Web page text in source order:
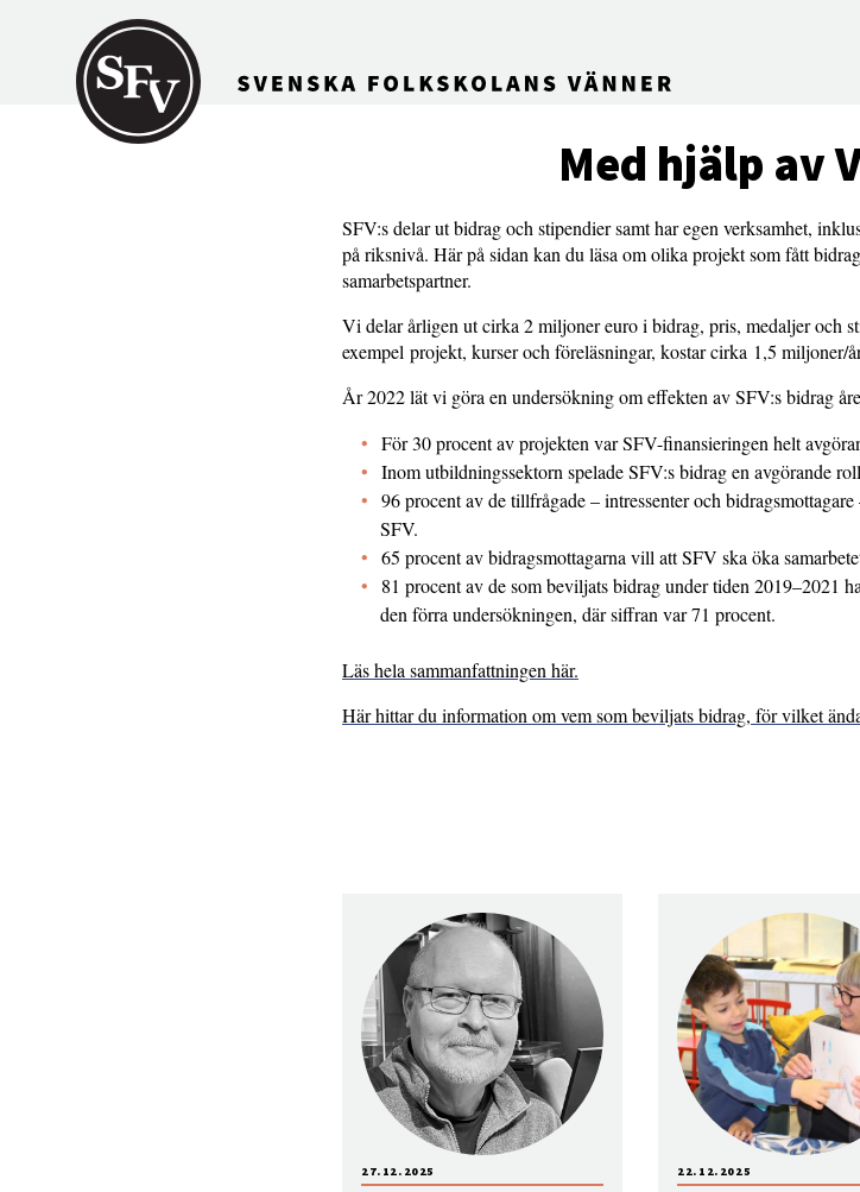
Gå till innehållet
Med hjälp av
SFV:s delar ut bidrag och stipendier samt har egen verksamhet,
på riksnivå. Här på sidan kan du läsa om olika projekt som fått
samarbetspartner.
Vi delar årligen ut cirka 2 miljoner euro i bidrag, pris, medaljer och
exempel projekt, kurser och föreläsningar, kostar cirka 1,5 miljoner/
År 2022 lät vi göra en undersökning om effekten av SFV:s bidrag
För 30 procent av projekten var SFV-finansieringen helt
Inom utbildningssektorn spelade SFV:s bidrag en avgörande
96 procent av de tillfrågade – intressenter och
SFV.
65 procent av bidragsmottagarna vill att SFV ska öka
81 procent av de som beviljats bidrag under tiden 2019–2021
den förra undersökningen, där siffran var 71 procent.
Läs hela sammanfattningen här.
Här hittar du information om vem som beviljats bidrag, för vilket
27.12.2025 22.12.2025